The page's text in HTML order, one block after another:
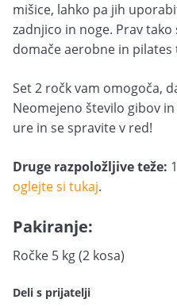
mišice, lahko pa jih
zadnjico in noge. Prav
domače aerobne in pilates
Set 2 ročk vam omogoča,
Neomejeno število gibov
ure in se spravite v red!
Druge razpoložljive teže:
oglejte si tukaj.
Pakiranje:
Ročke 5 kg (2 kosa)
Deli s prijatelji